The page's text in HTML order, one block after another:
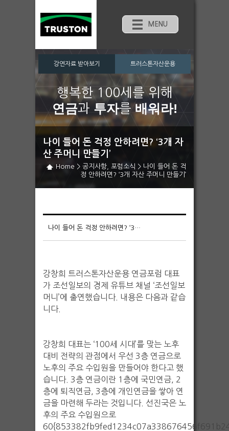
MENU
강연자료 받아보기 트러스톤자산운용
행복한 100세를 위해
연금과 투자를배워라!
나이 들어 돈 걱정 안하려면? ‘3개 자
산 주머니 만들기’
Home > 공지사항 포럼소식 > 나이 들어 돈 걱
정 안하려면? ‘3개 자산 주머니 만들기’
나이 들어 돈 걱정 안하려면? ‘3개 자산 주머니 만들기’
강창희 트러스톤자산운용 연금포럼 대표
가 조선일보의 경제 유튜브 채널 ‘조선일보
머니’에 출연했습니다. 내용은 다음과 같습
니다.
강창희 대표는 ‘100세 시대’를 맞는 노후
대비 전략의 관점에서 우선 3층 연금으로
노후의 주요 수입원을 만들어야 한다고 했
습니다. 3층 연금이란 1층에 국민연금, 2
층에 퇴직연금, 3층에 개인연금을 쌓아 연
금을 마련해 두라는 것입니다. 선진국은 노
후의 주요 수입원으로